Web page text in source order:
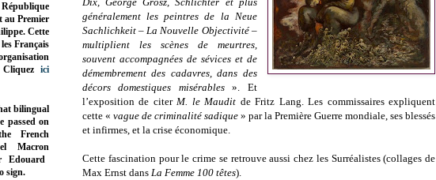
généralement les peintres de la Neue
Sachlichkeit – La Nouvelle Objectivité –
multiplient les scènes de meurtres,
souvent accompagnées de sévices et de
démembrement des cadavres, dans des
décors domestiques misérables». Et
l’exposition de citerM. le Maudit de Fritz Lang. Les commissaires expliquent
cette « vague de criminalité sadique » par la Première Guerre mondiale, ses blessés
et infirmes, et la crise économique.
Cette fascination pour le crime se retrouve aussi chez les Surréalistes (collages de
Max Ernst dans La Femme 100 têtes).
au Premier
Cette
Français
ici
bilingual
passed on
French
Macron
Edouard
sign.